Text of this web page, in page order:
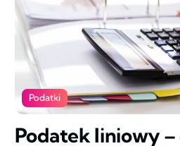
Podatki
Podatek liniowy